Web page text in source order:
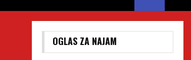
OGLAS ZA NAJAM